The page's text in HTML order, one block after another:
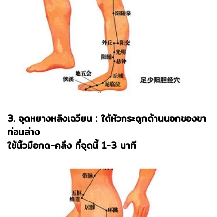
3. จุดหยางหลิงเฉวียน : ใต้หัวกระดูกด้านนอกของขา
ท่อนล่าง
ใช้นิ้วมือกด-คลึง ที่จุดนี้ 1-3 นาที